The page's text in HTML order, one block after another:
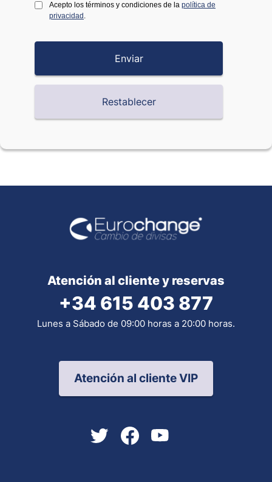
Acepto los términos y condiciones de la política de
privacidad .
Atención al cliente y reservas
+34 615 403 877
Lunes a Sábado de 09:00 horas a 20:00 horas.
Atención al cliente VIP